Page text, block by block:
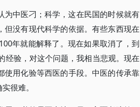
中医刁；科学，这在民国的时候就有
没有现代科学的依据。有些东西现在
年就能解释了。现在如果取消了，到
经验，对这个问题，我相当悲观。现在
用化验等西医的手段。中医的传承靠
很难。